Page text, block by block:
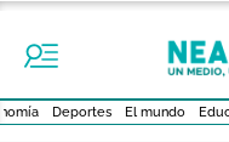
Deportes El mundo